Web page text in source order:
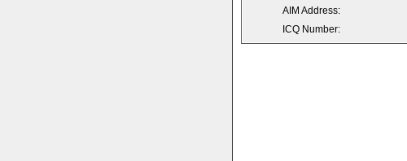
AIM Address:
ICQ Number: